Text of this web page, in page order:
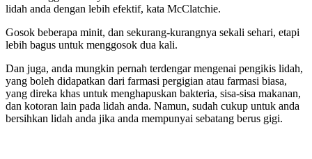
lidah anda dengan lebih efektif, kata McClatchie.
Gosok beberapa minit, dan sekurang-kurangnya sekali sehari, etapi
lebih bagus untuk menggosok dua kali.
Dan juga, anda mungkin pernah terdengar mengenai pengikis lidah,
yang boleh didapatkan dari farmasi pergigian atau farmasi biasa,
yang direka khas untuk menghapuskan bakteria, sisa-sisa makanan,
dan kotoran lain pada lidah anda. Namun, sudah cukup untuk anda
bersihkan lidah anda jika anda mempunyai sebatang berus gigi.